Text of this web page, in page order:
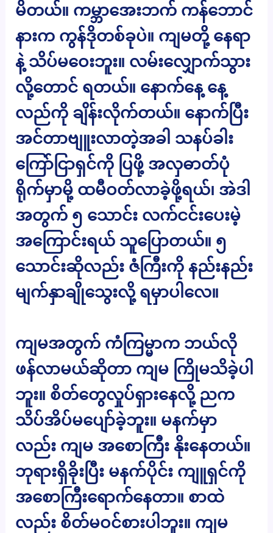
မိတယ်။ ကမ္ဘာအေးဘက် ကန်ဘောင်
နားက ကွန်ဒိုတစ်ခုပဲ။ ကျမတို့ နေရာ
နဲ့ သိပ်မဝေးဘူး။ လမ်းလျှောက်သွား
လို့တောင် ရတယ်။ နောက်နေ့ နေ့
လည်ကို ချိန်းလိုက်တယ်။ နောက်ပြီး
အင်တာဗျူးလာတဲ့အခါ သနပ်ခါး
ကြော်ငြာရှင်ကို ပြဖို့ အလှဓာတ်ပုံ
ရိုက်မှာမို့ ထမီဝတ်လာခဲ့ဖို့ရယ်၊ အဲဒါ
အတွက် ၅ သောင်း လက်ငင်းပေးမဲ့
အကြောင်းရယ် သူပြောတယ်။ ၅
သောင်းဆိုလည်း ဇံကြီးကို နည်းနည်း
မျက်နှာချိုသွေးလို့ ရမှာပါလေ။
ကျမအတွက် ကံကြမ္မာက ဘယ်လို
ဖန်လာမယ်ဆိုတာ ကျမ ကြိုမသိခဲ့ပါ
ဘူး။ စိတ်တွေလှုပ်ရှားနေလို့ ညက
သိပ်အိပ်မပျော်ခဲ့ဘူး။ မနက်မှာ
လည်း ကျမ အစောကြီး နိုးနေတယ်။
ဘုရားရှိခိုးပြီး မနက်ပိုင်း ကျူရှင်ကို
အစောကြီးရောက်နေတာ။ စာထဲ
လည်း စိတ်မဝင်စားပါဘူး။ ကျမ